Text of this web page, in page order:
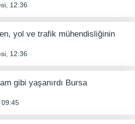
12:36
yol ve trafik mühendisliğinin
12:36
gibi yaşanırdı Bursa
09:45